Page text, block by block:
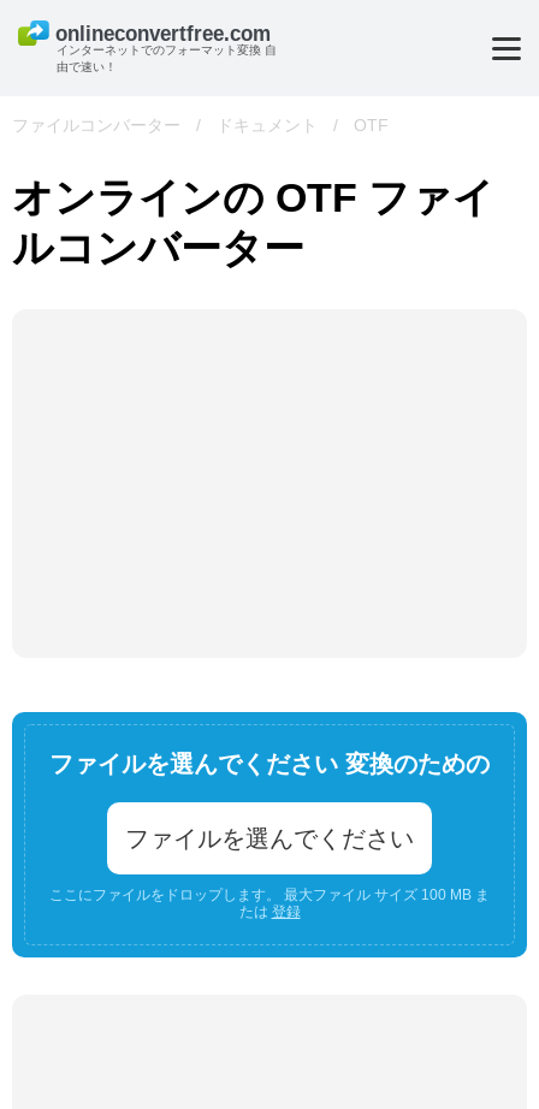
インターネットでのフォーマット変換 自
由で速い！
ファイルコンバーター / ドキュメント / OTF
オンラインの OTF ファイ
ルコンバーター
ファイルを選んでください 変換のための
ファイルを選んでください
ここにファイルをドロップします。 最大ファイル サイズ 100 MB ま
たは 登録